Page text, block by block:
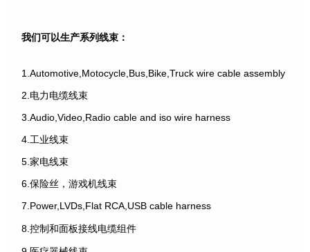
我们可以生产系列线束：
1.Automotive,Motocycle,Bus,Bike,Truck wire cable assembly
2.电力电缆线束
3.Audio,Video,Radio cable and iso wire harness
4.工业线束
5.家电线束
6.保险丝，游戏机线束
7.Power,LVDs,Flat RCA,USB cable harness
8.控制和面板接线电缆组件